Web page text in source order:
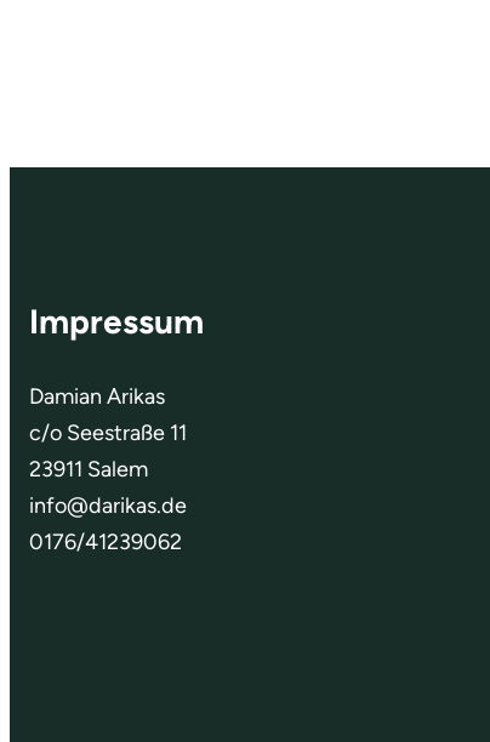
Impressum
Damian Arikas
c/o Seestraße 11
23911 Salem
info@darikas.de
0176/41239062